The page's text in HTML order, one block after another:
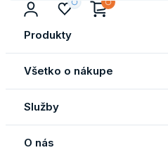
Produkty
Všetko o nákupe
Služby
O nás